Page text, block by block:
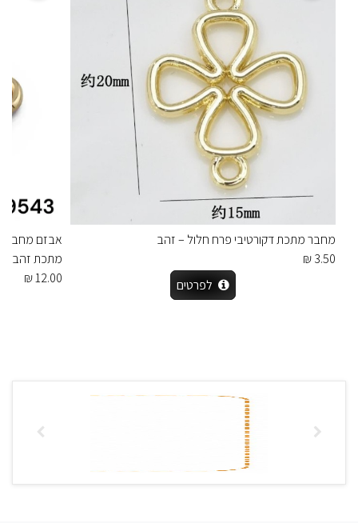
מחבר מתכת דקורטיבי פרח חלול – זהב
3.50 ₪
לפרטים
אבזם מחבר
מתכת זהב
12.00 ₪